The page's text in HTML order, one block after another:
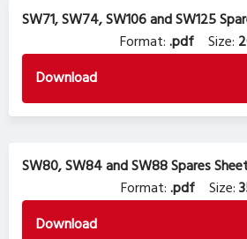
SW71, SW74, SW106 and SW125
Format:.pdf Size:
Download
SW80, SW84 and SW88 Spares
Format:.pdf Size:
Download